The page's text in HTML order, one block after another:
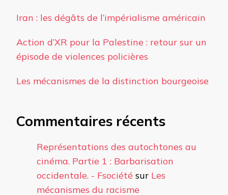
Iran : les dégâts de l’impérialisme américain
Action d’XR pour la Palestine : retour sur un
épisode de violences policières
Les mécanismes de la distinction bourgeoise
Commentaires récents
Représentations des autochtones au
cinéma. Partie 1 : Barbarisation
occidentale. - Fsociété sur Les
mécanismes du racisme